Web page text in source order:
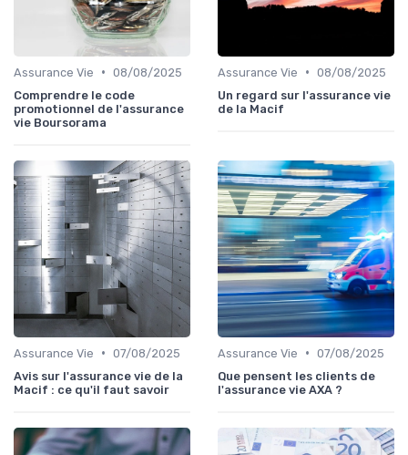
Assurance Vie • 08/08/2025
Comprendre le code
promotionnel de l'assurance
vie Boursorama
Assurance Vie • 08/08/2025
Un regard sur l'assurance vie
de la Macif
Assurance Vie • 07/08/2025
Avis sur l'assurance vie de la
Macif : ce qu'il faut savoir
Assurance Vie • 07/08/2025
Que pensent les clients de
l'assurance vie AXA ?